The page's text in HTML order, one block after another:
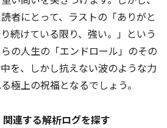
者にとって、ラストの「ありがと
続けている限り、強い。」という
の人生の「エンドロール」のその
を、しかし抗えない波のような力
極上の祝福となるでしょう。
関連する解析ログを探す